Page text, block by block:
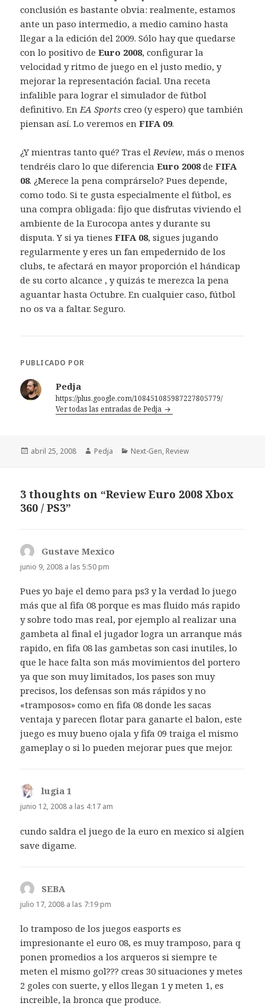
conclusión es bastante obvia: realmente, estamos
ante un paso intermedio, a medio camino hasta
llegar a la edición del 2009. Sólo hay que quedarse
con lo positivo deEuro 2008, configurar la
velocidad y ritmo de juego en el justo medio, y
mejorar la representación facial. Una receta
infalible para lograr el simulador de fútbol
definitivo. EnEA Sports creo (y espero) que también
piensan así. Lo veremos enFIFA 09.
¿Y mientras tanto qué? Tras elReview, más o menos
tendréis claro lo que diferenciaEuro 2008deFIFA
08. ¿Merece la pena comprárselo? Pues depende,
como todo. Si te gusta especialmente el fútbol, es
una compra obligada: fijo que disfrutas viviendo el
ambiente de la Eurocopa antes y durante su
disputa. Y si ya tienesFIFA 08, sigues jugando
regularmente y eres un fan empedernido de los
clubs, te afectará en mayor proporción el hándicap
de su corto alcance , y quizás te merezca la pena
aguantar hasta Octubre. En cualquier caso, fútbol
no os va a faltar. Seguro.
PUBLICADO POR
Pedja
https://plus.google.com/108451085987227805779/
Ver todas las entradas de Pedja
Publicado
abril 25, 2008 Autor
Pedja Categorías
Next-Gen, Review
3 thoughts on “Review Euro 2008 Xbox
360 / PS3”
Gustave Mexico
junio 9, 2008 a las 5:50 pm
Pues yo baje el demo para ps3 y la verdad lo juego
más que al fifa 08 porque es mas fluido más rapido
y sobre todo mas real, por ejemplo al realizar una
gambeta al final el jugador logra un arranque más
rapido, en fifa 08 las gambetas son casi inutiles, lo
que le hace falta son más movimientos del portero
ya que son muy limitados, los pases son muy
precisos, los defensas son más rápidos y no
«tramposos» como en fifa 08 donde les sacas
ventaja y parecen flotar para ganarte el balon, este
juego es muy bueno ojala y fifa 09 traiga el mismo
gameplay o si lo pueden mejorar pues que mejor.
lugia 1
junio 12, 2008 a las 4:17 am
cundo saldra el juego de la euro en mexico si algien
save digame.
SEBA
julio 17, 2008 a las 7:19 pm
lo tramposo de los juegos easports es
impresionante el euro 08, es muy tramposo, para q
ponen promedios a los arqueros si siempre te
meten el mismo gol??? creas 30 situaciones y metes
2 goles con suerte, y ellos llegan 1 y meten 1, es
increible, la bronca que produce.